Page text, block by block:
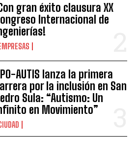
gran éxito clausura XX
Internacional de
AUTIS lanza la primera
por la inclusión en San
Sula: “Autismo: Un
en Movimiento”